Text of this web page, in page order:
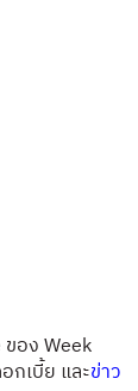
อง Week
กเบี้ย และข่าว